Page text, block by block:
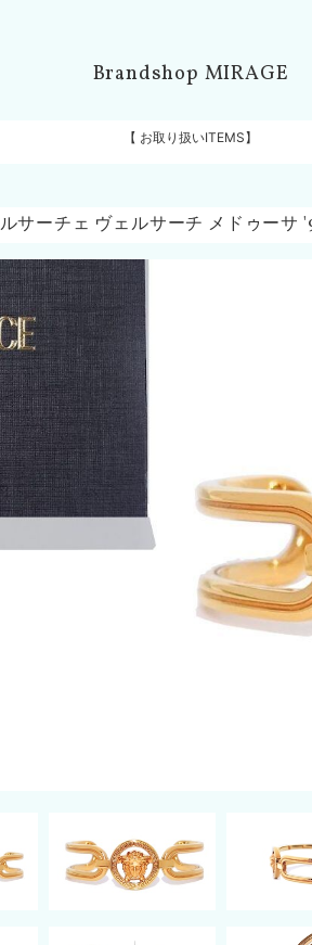
Brandshop MIRAGE
【 お取り扱いITEMS】
サーチェ ヴェルサーチ メドゥー